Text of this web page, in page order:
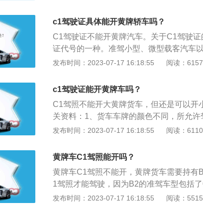
车型。“未取得机动车驾驶证驾驶机动车”
机动车”处罚基本上一样。对于上述两种
罚标准为：罚款200—2000元、扣驾驶证
c1驾驶证具体能开黄牌轿车吗？
C1驾驶证不能开黄牌汽车。关于C1驾驶
证代号的一种。准驾小型、微型载客汽车
型专项作业车等车型。考试科目包括交通
公交车、中型客车、大型货车、普通三轮
车、轮式自行机械车、无轨电车、有轨电车
发布时间：2023-07-17 16:18:55 阅读：6157
c1驾驶证能开黄牌车吗？
C1驾照不能开大黄牌货车，但还是可以开
关资料：1、货车车牌的颜色不同，所允
要持有B2驾照才能驾驶，蓝牌货车则需要
黄牌和小黄牌，C3准驾的低速载货汽车上
照不能开大黄牌货车，但是可以开小黄牌
C3。黄牌货车的优势就在于装得多，但是
需要B驾照才能驾驶；其次就是黄牌货车
的保险费用、车船使用税等要比蓝牌货车更
发布时间：2023-07-17 16:18:55 阅读：6110
黄牌车C1驾照能开吗？
黄牌车C1驾照不能开，黄牌货车需要持有
1驾照才能驾驶，因为B2的准驾车型包括
可以开。黄牌还分为大黄牌和小黄牌，C3
发布时间：2023-07-17 16:18:55 阅读：5515